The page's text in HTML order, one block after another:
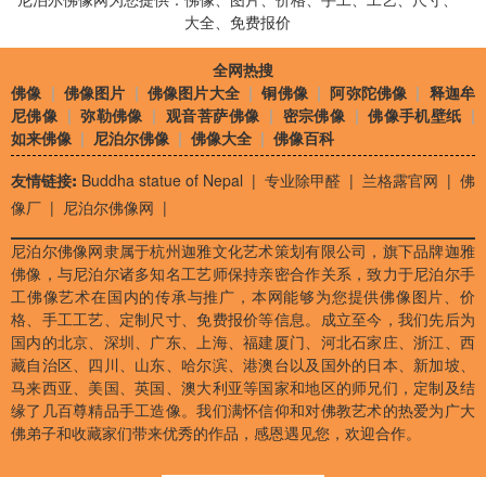
大全、免费报价
全网热搜
佛像 | 佛像图片 |佛像图片大全|铜佛像 |阿弥陀佛像 | 释迦牟
尼佛像 |弥勒佛像 |观音菩萨佛像 | 密宗佛像 |佛像手机壁纸 |
如来佛像 | 尼泊尔佛像 | 佛像大全 | 佛像百科
友情链接: Buddha statue of Nepal | 专业除甲醛 | 兰格露官网 | 佛
像厂 | 尼泊尔佛像网 |
尼泊尔佛像网隶属于杭州迦雅文化艺术策划有限公司，旗下品牌迦雅
佛像，与尼泊尔诸多知名工艺师保持亲密合作关系，致力于尼泊尔手
工佛像艺术在国内的传承与推广，本网能够为您提供佛像图片、价
格、手工工艺、定制尺寸、免费报价等信息。成立至今，我们先后为
国内的北京、深圳、广东、上海、福建厦门、河北石家庄、浙江、西
藏自治区、四川、山东、哈尔滨、港澳台以及国外的日本、新加坡、
马来西亚、美国、英国、澳大利亚等国家和地区的师兄们，定制及结
缘了几百尊精品手工造像。我们满怀信仰和对佛教艺术的热爱为广大
佛弟子和收藏家们带来优秀的作品，感恩遇见您，欢迎合作。